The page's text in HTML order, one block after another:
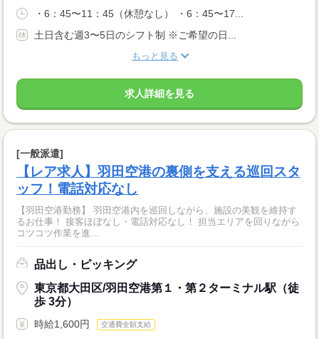
・6：45〜11：45（休憩なし） ・6：45〜17...
土日含む週3〜5日のシフト制 ※ご希望の日...
もっと見る
求人詳細を見る
[一般派遣]
【レア求人】羽田空港の裏側を支える巡回スタ
ッフ！電話対応なし
【羽田空港勤務】 羽田空港内を巡回しながら、施設の美観を維持す
るお仕事！ 接客ほぼなし・電話対応なし！ 担当エリアを回りながら
コツコツ作業を進...
品出し・ピッキング
東京都大田区/羽田空港第１・第２ターミナル駅（徒
歩 3分）
時給1,600円 交通費全額支給